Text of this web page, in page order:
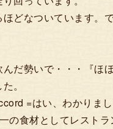
どなついています。
だ勢いで・・・『ほ
。
=はい、わかりまし
の食材としてレストラ